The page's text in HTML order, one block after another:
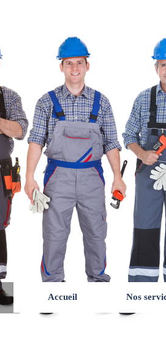
Accueil Nos